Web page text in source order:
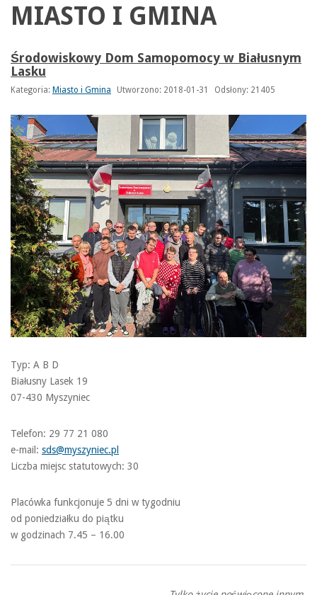
MIASTO I GMINA
Środowiskowy Dom Samopomocy w Białusnym
Lasku
Kategoria: Miasto i Gmina Utworzono: 2018-01-31 Odsłony: 21405
Typ: A B D
Białusny Lasek 19
07-430 Myszyniec
Telefon: 29 77 21 080
e-mail: sds@myszyniec.pl
Liczba miejsc statutowych: 30
Placówka funkcjonuje 5 dni w tygodniu
od poniedziałku do piątku
w godzinach 7.45 – 16.00